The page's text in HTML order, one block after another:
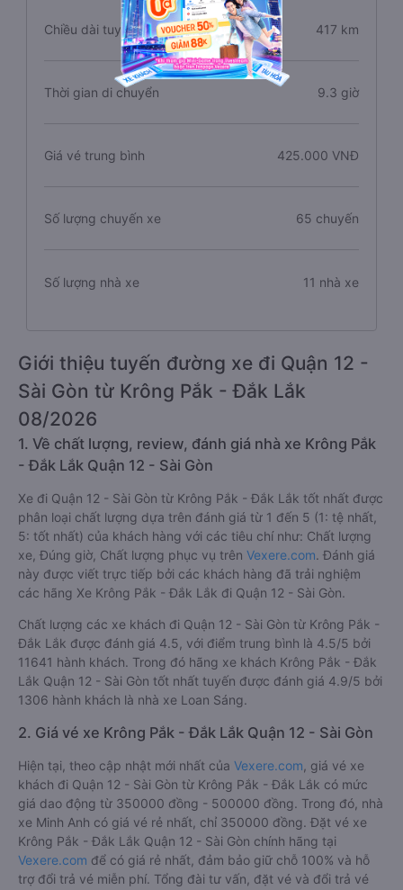
Chiều dài tuyến đường 417 km
Thời gian di chuyển 9.3 giờ
Giá vé trung bình 425.000 VNĐ
Số lượng chuyến xe 65 chuyến
Số lượng nhà xe 11 nhà xe
Giới thiệu tuyến đường xe đi Quận 12 -
Sài Gòn từ Krông Pắk - Đắk Lắk
08/2026
1. Về chất lượng, review, đánh giá nhà xe Krông Pắk
- Đắk Lắk Quận 12 - Sài Gòn
Xe đi Quận 12 - Sài Gòn từ Krông Pắk - Đắk Lắk tốt nhất được
phân loại chất lượng dựa trên đánh giá từ 1 đến 5 (1: tệ nhất,
5: tốt nhất) của khách hàng với các tiêu chí như: Chất lượng
xe, Đúng giờ, Chất lượng phục vụ trên Vexere.com. Đánh giá
này được viết trực tiếp bởi các khách hàng đã trải nghiệm
các hãng Xe Krông Pắk - Đắk Lắk đi Quận 12 - Sài Gòn.
Chất lượng các xe khách đi Quận 12 - Sài Gòn từ Krông Pắk -
Đắk Lắk được đánh giá 4.5, với điểm trung bình là 4.5/5 bởi
11641 hành khách. Trong đó hãng xe khách Krông Pắk - Đắk
Lắk Quận 12 - Sài Gòn tốt nhất tuyến được đánh giá 4.9/5 bởi
1306 hành khách là nhà xe Loan Sáng.
2. Giá vé xe Krông Pắk - Đắk Lắk Quận 12 - Sài Gòn
Hiện tại, theo cập nhật mới nhất của Vexere.com , giá vé xe
khách đi Quận 12 - Sài Gòn từ Krông Pắk - Đắk Lắk có mức
giá dao động từ 350000 đồng - 500000 đồng. Trong đó, nhà
xe Minh Anh có giá vé rẻ nhất, chỉ 350000 đồng. Đặt vé xe
Krông Pắk - Đắk Lắk Quận 12 - Sài Gòn chính hãng tại
Vexere.com để có giá rẻ nhất, đảm bảo giữ chỗ 100% và hỗ
trợ đổi trả vé miễn phí. Tổng đài tư vấn, đặt vé và đổi trả vé